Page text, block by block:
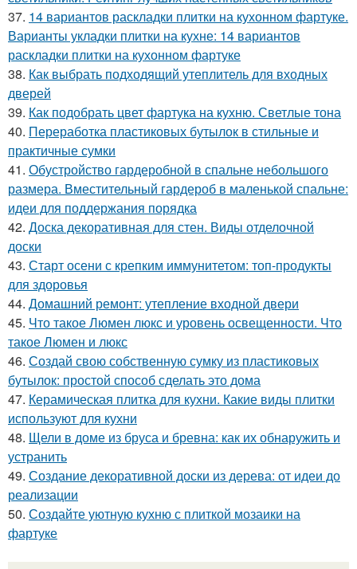
37. 14 вариантов раскладки плитки на кухонном фартуке.
Варианты укладки плитки на кухне: 14 вариантов
раскладки плитки на кухонном фартуке
38. Как выбрать подходящий утеплитель для входных
дверей
39. Как подобрать цвет фартука на кухню. Светлые тона
40. Переработка пластиковых бутылок в стильные и
практичные сумки
41. Обустройство гардеробной в спальне небольшого
размера. Вместительный гардероб в маленькой спальне:
идеи для поддержания порядка
42. Доска декоративная для стен. Виды отделочной
доски
43. Старт осени с крепким иммунитетом: топ-продукты
для здоровья
44. Домашний ремонт: утепление входной двери
45. Что такое Люмен люкс и уровень освещенности. Что
такое Люмен и люкс
46. Создай свою собственную сумку из пластиковых
бутылок: простой способ сделать это дома
47. Керамическая плитка для кухни. Какие виды плитки
используют для кухни
48. Щели в доме из бруса и бревна: как их обнаружить и
устранить
49. Создание декоративной доски из дерева: от идеи до
реализации
50. Создайте уютную кухню с плиткой мозаики на
фартуке